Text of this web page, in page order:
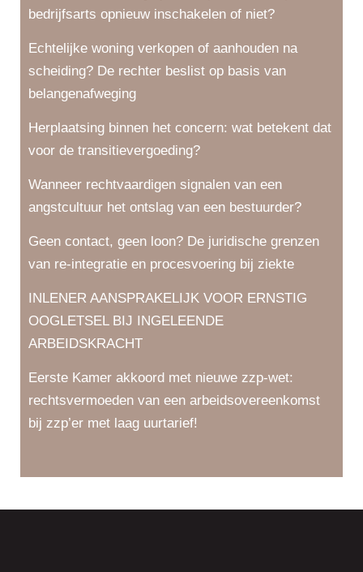
bedrijfsarts opnieuw inschakelen of niet?
Echtelijke woning verkopen of aanhouden na
scheiding? De rechter beslist op basis van
belangenafweging
Herplaatsing binnen het concern: wat betekent dat
voor de transitievergoeding?
Wanneer rechtvaardigen signalen van een
angstcultuur het ontslag van een bestuurder?
Geen contact, geen loon? De juridische grenzen
van re-integratie en procesvoering bij ziekte
INLENER AANSPRAKELIJK VOOR ERNSTIG
OOGLETSEL BIJ INGELEENDE
ARBEIDSKRACHT
Eerste Kamer akkoord met nieuwe zzp-wet:
rechtsvermoeden van een arbeidsovereenkomst
bij zzp’er met laag uurtarief!